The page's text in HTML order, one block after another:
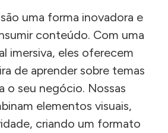
são uma forma inovadora e
conteúdo. Com uma
imersiva, eles oferecem
de aprender sobre temas
o seu negócio. Nossas
elementos visuais,
criando um formato